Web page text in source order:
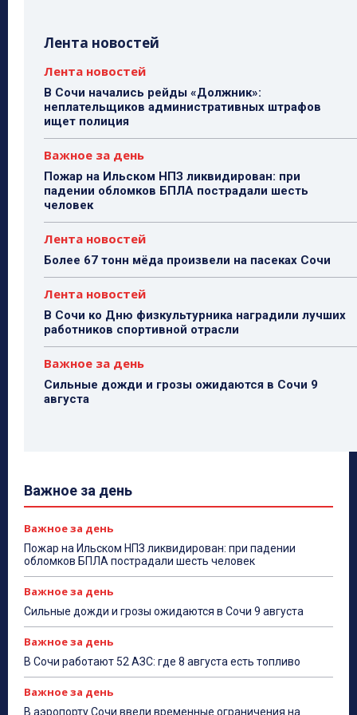
Лента новостей
Лента новостей
В Сочи начались рейды «Должник»:
неплательщиков административных штрафов
ищет полиция
Важное за день
Пожар на Ильском НПЗ ликвидирован: при
падении обломков БПЛА пострадали шесть
человек
Лента новостей
Более 67 тонн мёда произвели на пасеках Сочи
Лента новостей
В Сочи ко Дню физкультурника наградили лучших
работников спортивной отрасли
Важное за день
Сильные дожди и грозы ожидаются в Сочи 9
августа
Важное за день
Важное за день
Пожар на Ильском НПЗ ликвидирован: при падении
обломков БПЛА пострадали шесть человек
Важное за день
Сильные дожди и грозы ожидаются в Сочи 9 августа
Важное за день
В Сочи работают 52 АЗС: где 8 августа есть топливо
Важное за день
В аэропорту Сочи ввели временные ограничения на